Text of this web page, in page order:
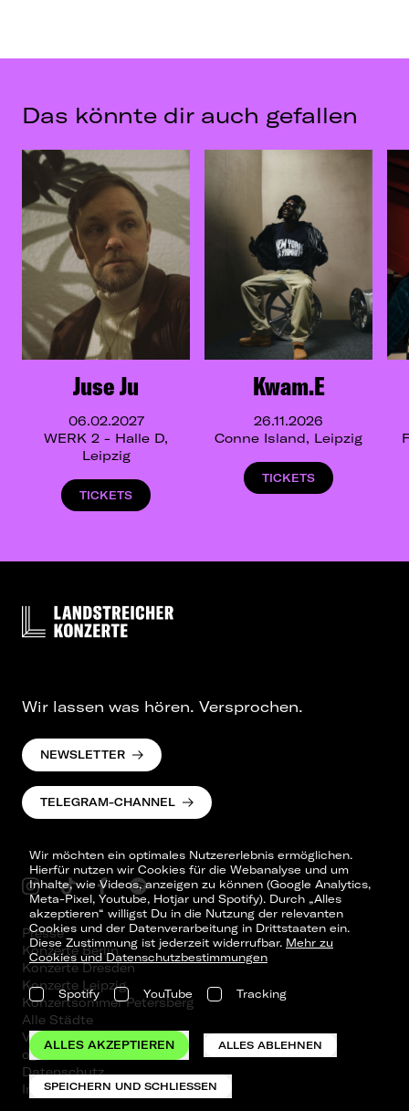
Das könnte dir auch gefallen
Juse Ju
06.02.2027
WERK 2 - Halle D,
Leipzig
TICKETS
Kwam.E
26.11.2026
Conne Island, Leipzig
TICKETS
Wir möchten ein optimales Nutzererlebnis ermöglichen.
Hierfür nutzen wir Cookies für die Webanalyse und um
Inhalte, wie Videos, anzeigen zu können (Google Analytics,
Meta-Pixel, Youtube, Hotjar und Spotify). Durch „Alles
akzeptieren“ willigst Du in die Nutzung der relevanten
Cookies und der Datenverarbeitung in Drittstaaten ein.
Diese Zustimmung ist jederzeit widerrufbar. Mehr zu
Cookies und Datenschutzbestimmungen
Spotify YouTube Tracking
ALLES AKZEPTIEREN ALLES ABLEHNEN
SPEICHERN UND SCHLIESSEN
Wir lassen was hören. Versprochen.
NEWSLETTER
TELEGRAM-CHANNEL
Presse
Konzerte Berlin
Konzerte Dresden
Konzerte Leipzig
Konzertsommer Petersberg
Alle Städte
Vergangene Shows
o_team
Datenschutz
Impressum